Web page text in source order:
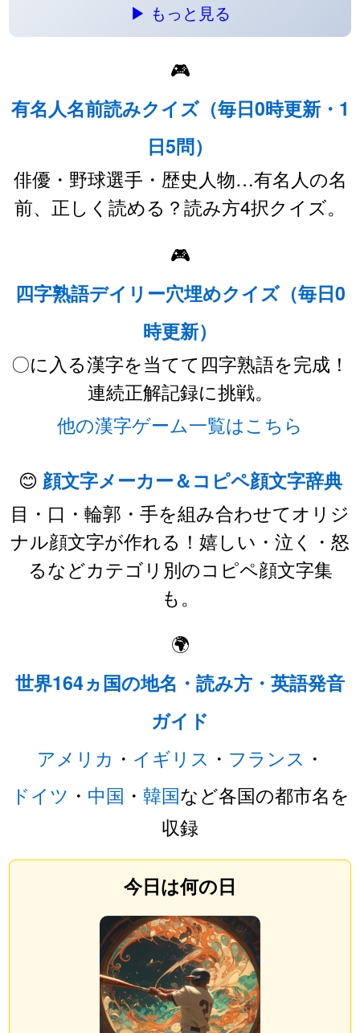
▶ もっと見る
🎮
有名人名前読みクイズ（毎日0時更新・1
日5問）
俳優・野球選手・歴史人物…有名人の名
前、正しく読める？読み方4択クイズ。
🎮
四字熟語デイリー穴埋めクイズ（毎日0
時更新）
〇に入る漢字を当てて四字熟語を完成！
連続正解記録に挑戦。
他の漢字ゲーム一覧はこちら
😊 顔文字メーカー＆コピペ顔文字辞典
目・口・輪郭・手を組み合わせてオリジ
ナル顔文字が作れる！嬉しい・泣く・怒
るなどカテゴリ別のコピペ顔文字集
も。
🌍
世界164ヵ国の地名・読み方・英語発音
ガイド
アメリカ ・ イギリス ・ フランス ・
ドイツ ・ 中国 ・ 韓国など各国の都市名を
収録
今日は何の日